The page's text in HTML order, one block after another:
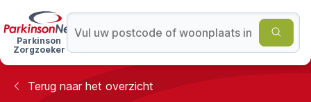
Parkinson
Zorgzoeker
Terug naar het overzicht